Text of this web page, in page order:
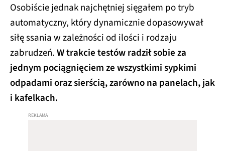
Osobiście jednak najchętniej sięgałem po tryb
automatyczny, który dynamicznie dopasowywał
siłę ssania w zależności od ilości i rodzaju
zabrudzeń.W trakcie testów radził sobie za
jednym pociągnięciem ze wszystkimi sypkimi
odpadami oraz sierścią, zarówno na panelach, jak
i kafelkach.